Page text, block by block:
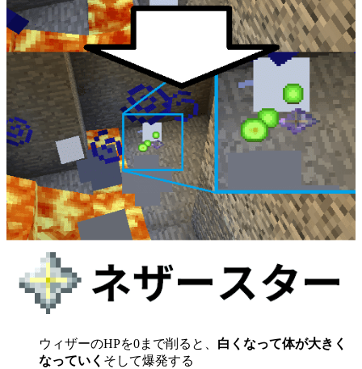
ウィザーのHPを0まで削ると、 白くなって体が大きく
なっていく そして爆発する